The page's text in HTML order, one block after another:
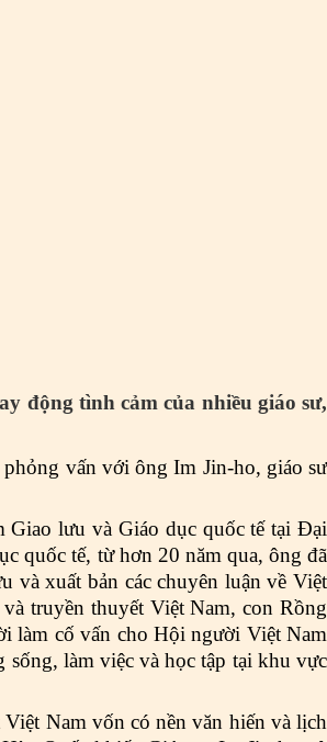
động tình cảm của nhiều giáo sư,
vấn với ông Im Jin-ho, giáo sư
Giao lưu và Giáo dục quốc tế tại Đại
quốc tế, từ hơn 20 năm qua, ông đã
và xuất bản các chuyên luận về Việt
truyền thuyết Việt Nam, con Rồng
làm cố vấn cho Hội người Việt Nam
làm việc và học tập tại khu vực
Nam vốn có nền văn hiến và lịch